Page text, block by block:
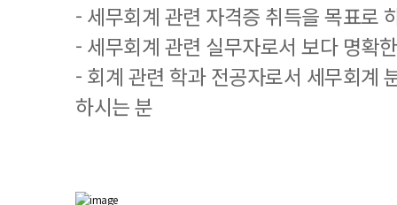
- 세무회계 관련 자격증 취득을 목표로
- 세무회계 관련 실무자로서 보다 명확
- 회계 관련 학과 전공자로서 세무회계
하시는 분